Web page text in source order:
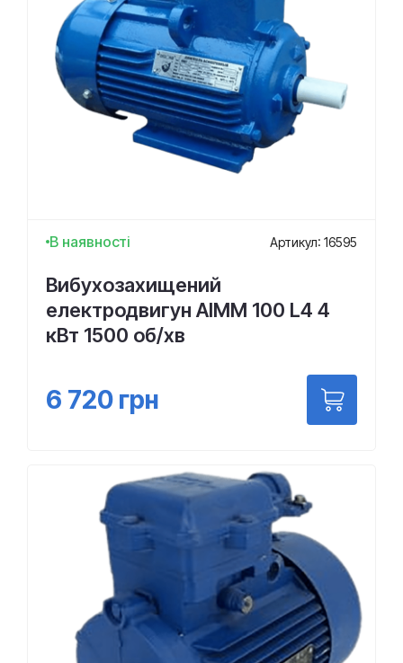
В наявності Артикул: 16595
Вибухозахищений
електродвигун АІММ 100 L4 4
кВт 1500 об/хв
6 720 грн